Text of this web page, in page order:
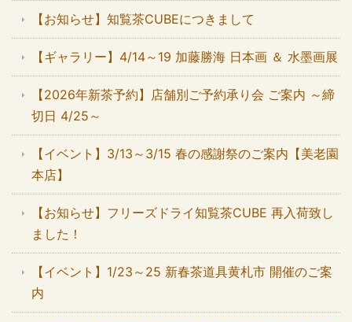
【お知らせ】知覧茶CUBEにつきまして
【ギャラリー】4/14～19 加藤勝海 日本画 ＆ 水墨画展
【2026年新茶予約】店舗別ご予約承り会 ご案内 ～締
切日 4/25～
【イベント】3/13～3/15 春の感謝祭のご案内【美老園
本店】
【お知らせ】フリーズドライ知覧茶CUBE 再入荷致し
ました！
【イベント】1/23～25 新春茶道具黄札市 開催のご案
内